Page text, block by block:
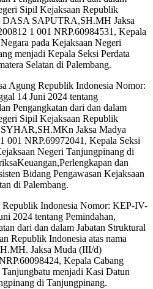
Sipil Kejaksaan Republik
DASA SAPUTRA,SH.MH Jaksa
1 001 NRP.60984531, Kepala
pada Kejaksaan Negeri
menjadi Kepala Seksi Perdata
Selatan di Palembang.
Agung Republik Indonesia Nomor:
14 Juni 2024 tentang
Pengangkatan dari dan dalam
Sipil Kejaksaan Republik
Jaksa Madya
001 NRP.69972041, Kepala Seksi
Negeri Tanjungpinang di
dan
Bidang Pengawasan Kejaksaan
di Palembang.
Republik Indonesia Nomor: KEP-IV-
2024 tentang Pemindahan,
dari dan dalam Jabatan Struktural
Republik Indonesia atas nama
Jaksa Muda (III/d)
Kepala Cabang
menjadi Kasi Datun
di Tanjungpinang.